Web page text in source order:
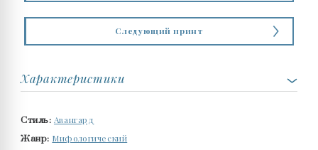
Следующий принт
Характеристики
Стиль: Авангард
Жанр: Мифологический